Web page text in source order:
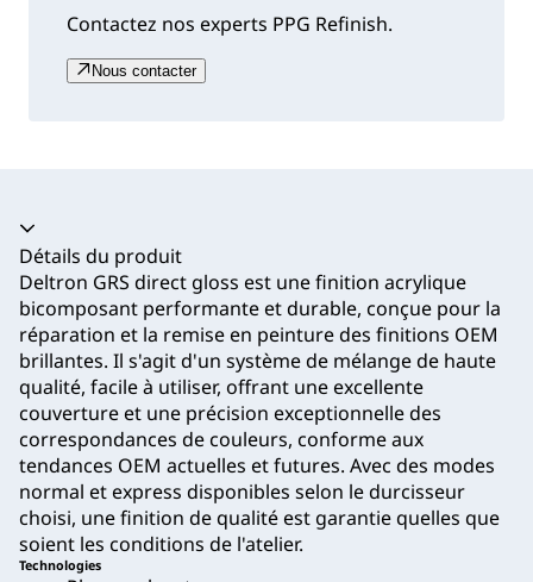
Contactez nos experts PPG Refinish.
Nous contacter
Accordéon fermé
Détails du produit
Deltron GRS direct gloss est une finition acrylique
bicomposant performante et durable, conçue pour la
réparation et la remise en peinture des finitions OEM
brillantes. Il s'agit d'un système de mélange de haute
qualité, facile à utiliser, offrant une excellente
couverture et une précision exceptionnelle des
correspondances de couleurs, conforme aux
tendances OEM actuelles et futures. Avec des modes
normal et express disponibles selon le durcisseur
choisi, une finition de qualité est garantie quelles que
soient les conditions de l'atelier.
Technologies